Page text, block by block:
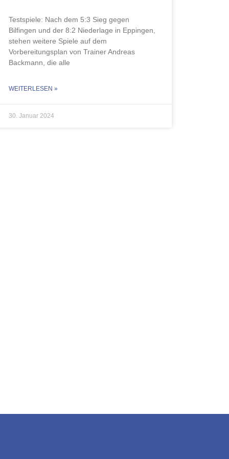
Testspiele: Nach dem 5:3 Sieg gegen
Bilfingen und der 8:2 Niederlage in Eppingen,
stehen weitere Spiele auf dem
Vorbereitungsplan von Trainer Andreas
Backmann, die alle
WEITERLESEN »
30. Januar 2024